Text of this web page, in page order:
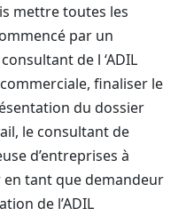
mettre toutes les
par un
de l ‘ADIL
finaliser le
du dossier
le consultant de
d’entreprises à
en tant que demandeur
de l’ADIL